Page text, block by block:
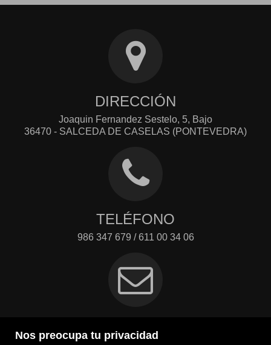
Nos preocupa tu privacidad
DIRECCIÓN
Joaquin Fernandez Sestelo, 5, Bajo
36470 - SALCEDA DE CASELAS (PONTEVEDRA)
TELÉFONO
986 347 679 / 611 00 34 06
m2@m2inmobiliaria.net